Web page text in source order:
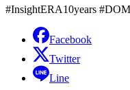
#InsightERA10years
Facebook
Twitter
Line